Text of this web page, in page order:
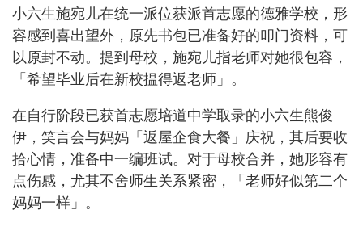
小六生施宛儿在统一派位获派首志愿的德雅学校，形
容感到喜出望外，原先书包已准备好的叩门资料，可
以原封不动。提到母校，施宛儿指老师对她很包容，
「希望毕业后在新校揾得返老师」。
在自行阶段已获首志愿培道中学取录的小六生熊俊
伊，笑言会与妈妈「返屋企食大餐」庆祝，其后要收
拾心情，准备中一编班试。对于母校合并，她形容有
点伤感，尤其不舍师生关系紧密，「老师好似第二个
妈妈一样」。